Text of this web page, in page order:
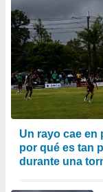
Un rayo cae en
por qué es tan
durante una